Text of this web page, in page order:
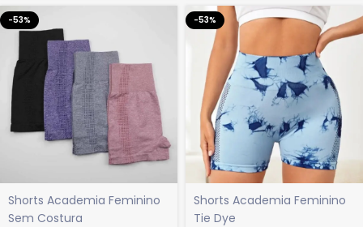
-53%
Shorts Academia Feminino
Sem Costura
-53%
Shorts Academia Feminino
Tie Dye